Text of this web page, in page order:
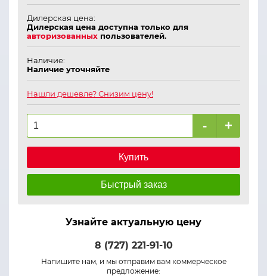
Дилерская цена:
Дилерская цена доступна только для
авторизованных пользователей.
Наличие:
Наличие уточняйте
Нашли дешевле? Снизим цену!
- +
Купить
Быстрый заказ
Узнайте актуальную цену
8 (727) 221-91-10
Напишите нам, и мы отправим вам коммерческое
предложение: